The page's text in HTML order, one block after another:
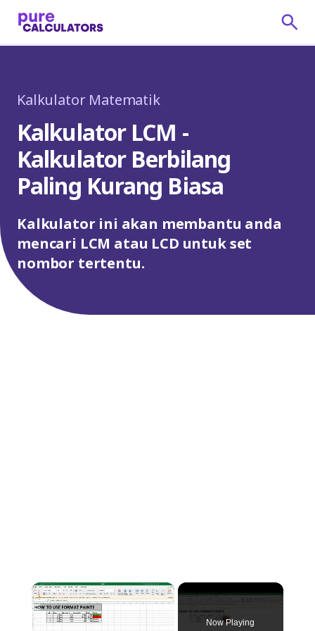
Kalkulator Matematik
Kalkulator LCM -
Kalkulator Berbilang
Paling Kurang Biasa
Kalkulator ini akan membantu anda
mencari LCM atau LCD untuk set
nombor tertentu.
×
Now Playing